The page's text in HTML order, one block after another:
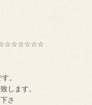
です。
します。
さ